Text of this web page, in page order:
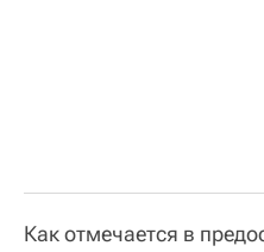
Как отмечается в